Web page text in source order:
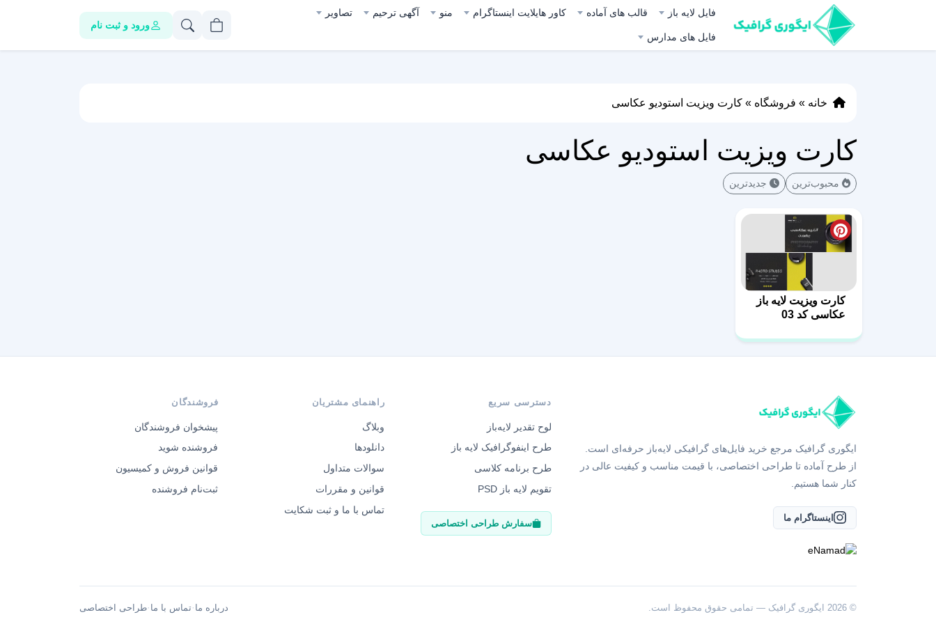
فایل لایه باز قالب های آماده کاور هایلایت اینستاگرام منو آگهی ترحیم تصاویر
فایل های مدارس
ورود و ثبت نام
خانه » فروشگاه » کارت ویزیت استودیو عکاسی
کارت ویزیت استودیو عکاسی
محبوب‌ترین جدیدترین
کارت ویزیت لایه باز
عکاسی کد 03
ایگوری گرافیک مرجع خرید فایل‌های گرافیکی لایه‌باز حرفه‌ای است.
از طرح آماده تا طراحی اختصاصی، با قیمت مناسب و کیفیت عالی در
کنار شما هستیم.
اینستاگرام ما
دسترسی سریع
لوح تقدیر لایه‌باز
طرح اینفوگرافیک لایه باز
طرح برنامه کلاسی
تقویم لایه باز PSD
سفارش طراحی اختصاصی
راهنمای مشتریان
وبلاگ
دانلودها
سوالات متداول
قوانین و مقررات
تماس با ما و ثبت شکایت
فروشندگان
پیشخوان فروشندگان
فروشنده شوید
قوانین فروش و کمیسیون
ثبت‌نام فروشنده
© 2026 ایگوری گرافیک — تمامی حقوق محفوظ است. درباره ما ·تماس با ما ·طراحی اختصاصی